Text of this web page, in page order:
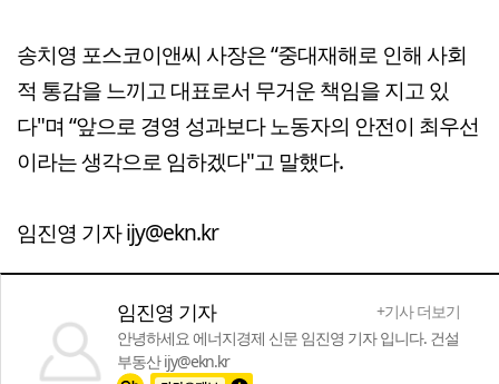
송치영 포스코이앤씨 사장은 “중대재해로 인해 사회
적 통감을 느끼고 대표로서 무거운 책임을 지고 있
다"며 “앞으로 경영 성과보다 노동자의 안전이 최우선
이라는 생각으로 임하겠다"고 말했다.
임진영 기자 ijy@ekn.kr
임진영 기자
+기사 더보기
안녕하세요 에너지경제 신문 임진영 기자 입니다. 건설
부동산 ijy@ekn.kr